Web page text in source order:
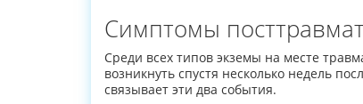
Симптомы
Среди всех типов экземы на месте
возникнуть спустя несколько недель
связывает эти два события.